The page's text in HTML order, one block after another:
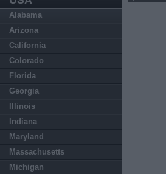
Alabama
Arizona
California
Colorado
Florida
Georgia
Illinois
Indiana
Maryland
Massachusetts
Michigan